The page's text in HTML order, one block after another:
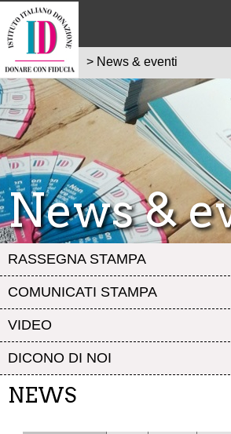
News &
RASSEGNA STAMPA
COMUNICATI STAMPA
VIDEO
DICONO DI NOI
> News & eventi
NEWS